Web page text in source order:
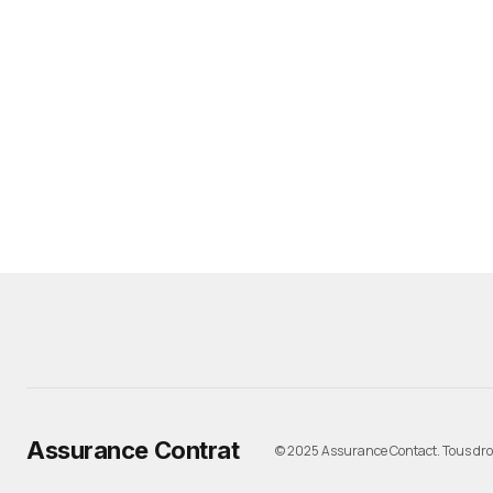
Assurance Contrat © 2025 Assurance Contact. Tous